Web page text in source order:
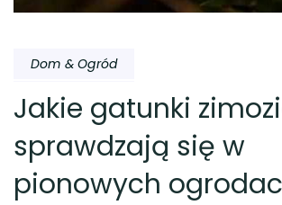
Dom & Ogród
Jakie gatunki
sprawdzają się w
pionowych